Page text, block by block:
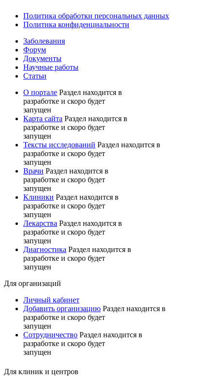
Политика обработки персональных данных
Политика конфиденциальности
Заболевания
Форум
Документы
Научные работы
Статьи
О портале Раздел находится в
разработке и скоро будет
запущен
Карта сайта Раздел находится в
разработке и скоро будет
запущен
Тексты исследований Раздел находится в
разработке и скоро будет
запущен
Врачи Раздел находится в
разработке и скоро будет
запущен
Клиники Раздел находится в
разработке и скоро будет
запущен
Лекарства Раздел находится в
разработке и скоро будет
запущен
Диагностика Раздел находится в
разработке и скоро будет
запущен
Для организаций
Личный кабинет
Добавить организацию Раздел находится в
разработке и скоро будет
запущен
Сотрудничество Раздел находится в
разработке и скоро будет
запущен
Для клиник и центров